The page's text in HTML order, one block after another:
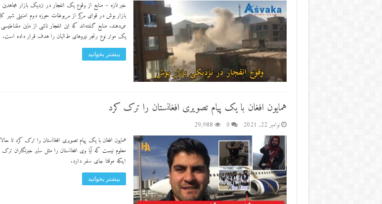
خبر تازه – منابع از وقوع یک انفجار در نزدیک بازار
بازار بوش در قوای مرکز از مربوطات حوزه دوم امنیتی شهر
می‌دهند. منابع گفته‌اند که این انفجار ناشی از ماین
یک موتر نوع رنجر نیروهای ‌ط‌البان را هدف قرار داده
بیشتر بخوانید
همایون افغان با یک پیام تصویری افغانستان را ترک کرد
نوامبر 22, 2021 0
29,988
همایون افغان با یک پیام تصویری افغانستان را ترک کرد تا
معلوم نیست که آیا وی افغانستان را مثل سایر خبرنگاران ترک
اینکه موقتا جای سفر دارد.
بیشتر بخوانید